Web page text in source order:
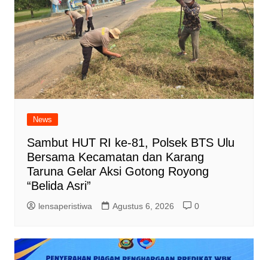
News
Sambut HUT RI ke-81, Polsek BTS Ulu
Bersama Kecamatan dan Karang
Taruna Gelar Aksi Gotong Royong
“Belida Asri”
lensaperistiwa Agustus 6, 2026 0